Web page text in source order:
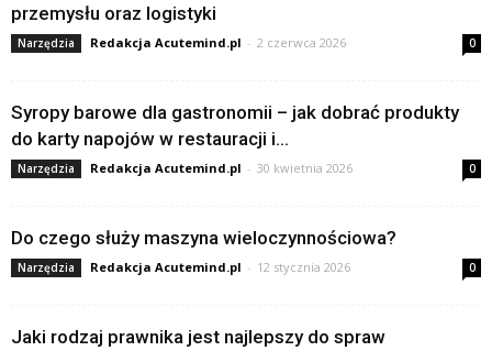
przemysłu oraz logistyki
Narzędzia Redakcja Acutemind.pl - 2 czerwca 2026 0
Syropy barowe dla gastronomii – jak dobrać produkty
do karty napojów w restauracji i...
Narzędzia Redakcja Acutemind.pl - 30 kwietnia 2026 0
Do czego służy maszyna wieloczynnościowa?
Narzędzia Redakcja Acutemind.pl - 12 stycznia 2026 0
Jaki rodzaj prawnika jest najlepszy do spraw